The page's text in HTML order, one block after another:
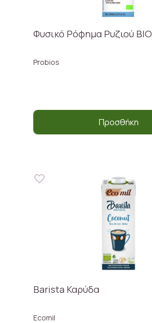
Φυσικό Ρόφημα Ρυζιού ΒΙΟ
Probios
Προσθήκη
Barista Καρύδα
Ecomil